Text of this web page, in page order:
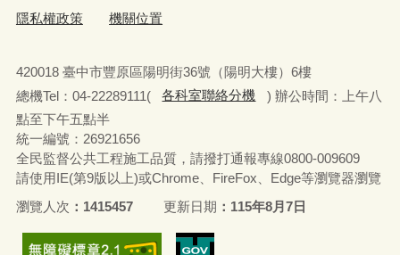
隱私權政策 機關位置
420018 臺中市豐原區陽明街36號（陽明大樓）6樓
總機Tel：04-22289111(
各科室聯絡分機
) 辦公時間：上午八
點至下午五點半
統一編號：26921656
全民監督公共工程施工品質，請撥打通報專線0800-009609
請使用IE(第9版以上)或Chrome、FireFox、Edge等瀏覽器瀏覽
瀏覽人次
1415457 更新日期 115年8月7日